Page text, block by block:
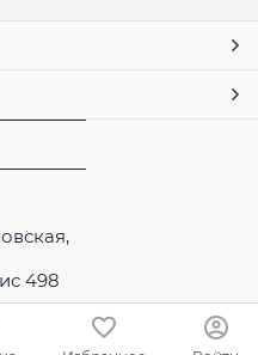
498